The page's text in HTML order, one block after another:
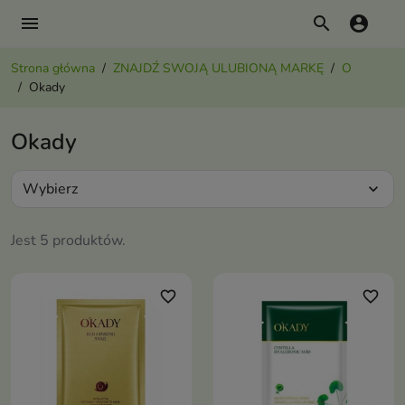
menu search account_circle
Strona główna ZNAJDŹ SWOJĄ ULUBIONĄ MARKĘ
O
Okady
Okady
Jest 5 produktów.
Wybierz expand_more
favorite_border favorite_border